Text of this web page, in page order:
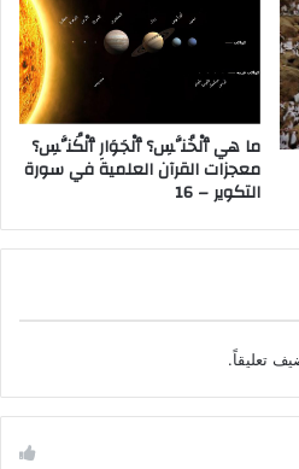
ما هي ٱلْخُنَّسِ؟ ٱلْجَوَارِ ٱلْكُنَّسِ؟
معجزات القرآن العلمية في سورة
التكوير – 16
تعليقاً.